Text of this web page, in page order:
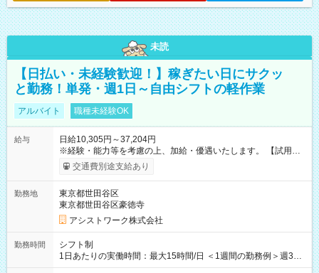
未読
【日払い・未経験歓迎！】稼ぎたい日にサクッ
と勤務！単発・週1日～自由シフトの軽作業
アルバイト 職種未経験OK
給与
日給10,305円～37,204円
※経験・能力等を考慮の上、加給・優遇いたします。 【試用期
間】試用期間なし
交通費別途支給あり
勤務地
東京都世田谷区
東京都世田谷区豪徳寺
アシストワーク株式会社
勤務時間
シフト制
1日あたりの実働時間：最大15時間/日 ＜1週間の勤務例＞週3回
勤務 勤務：月・水・金 休み：火・木・土・日 好きな時にお仕事